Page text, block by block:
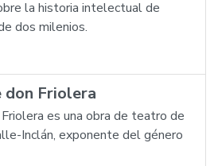
la historia intelectual de
dos milenios.
don Friolera
es una obra de teatro de
Inclán, exponente del género